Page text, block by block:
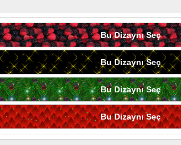
Bu Dizaynı Seç
Bu Dizaynı Seç
Bu Dizaynı Seç
Bu Dizaynı Seç